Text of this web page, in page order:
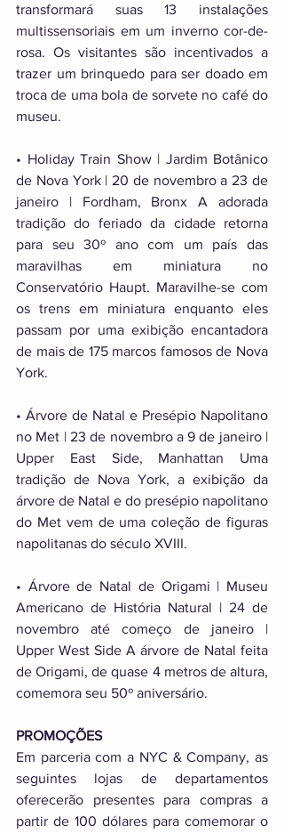
transformará suas 13 instalações
multissensoriais em um inverno cor-de-
rosa. Os visitantes são incentivados a
trazer um brinquedo para ser doado em
troca de uma bola de sorvete no café do
museu.
• Holiday Train Show | Jardim Botânico
de Nova York | 20 de novembro a 23 de
janeiro | Fordham, Bronx A adorada
tradição do feriado da cidade retorna
para seu 30º ano com um país das
maravilhas em miniatura no
Conservatório Haupt. Maravilhe-se com
os trens em miniatura enquanto eles
passam por uma exibição encantadora
de mais de 175 marcos famosos de Nova
York.
• Árvore de Natal e Presépio Napolitano
no Met | 23 de novembro a 9 de janeiro |
Upper East Side, Manhattan Uma
tradição de Nova York, a exibição da
árvore de Natal e do presépio napolitano
do Met vem de uma coleção de figuras
napolitanas do século XVIII.
• Árvore de Natal de Origami | Museu
Americano de História Natural | 24 de
novembro até começo de janeiro |
Upper West Side A árvore de Natal feita
de Origami, de quase 4 metros de altura,
comemora seu 50º aniversário.
PROMOÇÕES
Em parceria com a NYC & Company, as
seguintes lojas de departamentos
oferecerão presentes para compras a
partir de 100 dólares para comemorar o